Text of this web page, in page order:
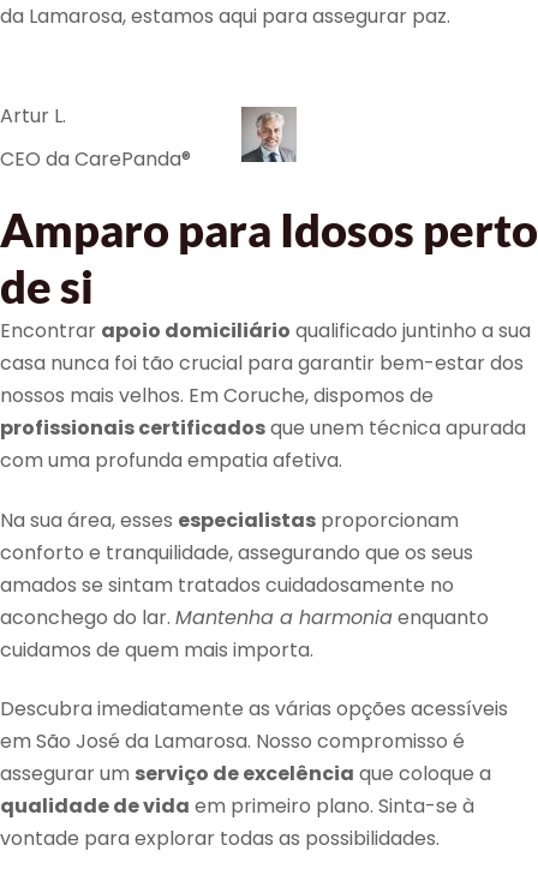
da Lamarosa, estamos aqui para assegurar paz.
Artur L.
CEO da CarePanda®
Amparo para Idosos perto
de si
Encontrar apoio domiciliário qualificado juntinho a sua
casa nunca foi tão crucial para garantir bem-estar dos
nossos mais velhos. Em Coruche, dispomos de
profissionais certificadosque unem técnica apurada
com uma profunda empatia afetiva.
Na sua área, esses especialistas proporcionam
conforto e tranquilidade, assegurando que os seus
amados se sintam tratados cuidadosamente no
aconchego do lar. Mantenha a harmoniaenquanto
cuidamos de quem mais importa.
Descubra imediatamente as várias opções acessíveis
em São José da Lamarosa. Nosso compromisso é
assegurar um serviço de excelência que coloque a
qualidade de vida em primeiro plano. Sinta-se à
vontade para explorar todas as possibilidades.